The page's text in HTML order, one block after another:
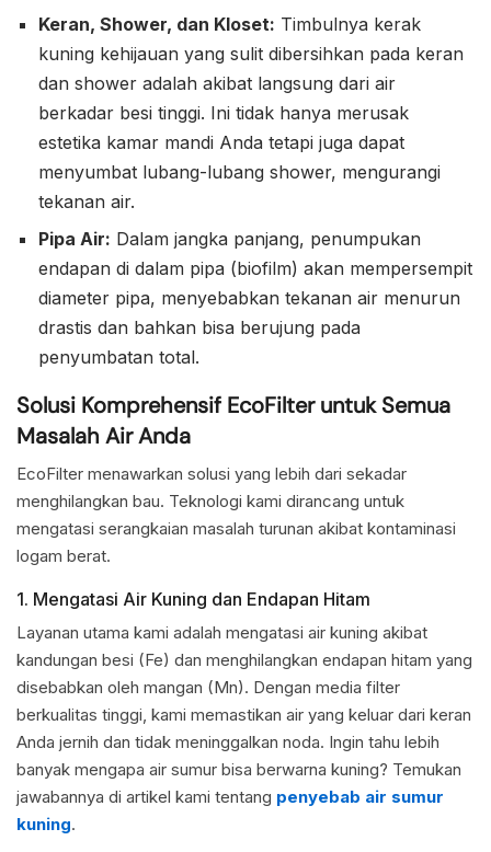
Keran, Shower, dan Kloset: Timbulnya kerak
kuning kehijauan yang sulit dibersihkan pada keran
dan shower adalah akibat langsung dari air
berkadar besi tinggi. Ini tidak hanya merusak
estetika kamar mandi Anda tetapi juga dapat
menyumbat lubang-lubang shower, mengurangi
tekanan air.
Pipa Air: Dalam jangka panjang, penumpukan
endapan di dalam pipa (biofilm) akan mempersempit
diameter pipa, menyebabkan tekanan air menurun
drastis dan bahkan bisa berujung pada
penyumbatan total.
Solusi Komprehensif EcoFilter untuk Semua
Masalah Air Anda
EcoFilter menawarkan solusi yang lebih dari sekadar
menghilangkan bau. Teknologi kami dirancang untuk
mengatasi serangkaian masalah turunan akibat kontaminasi
logam berat.
1. Mengatasi Air Kuning dan Endapan Hitam
Layanan utama kami adalah mengatasi air kuning akibat
kandungan besi (Fe) dan menghilangkan endapan hitam yang
disebabkan oleh mangan (Mn). Dengan media filter
berkualitas tinggi, kami memastikan air yang keluar dari keran
Anda jernih dan tidak meninggalkan noda. Ingin tahu lebih
banyak mengapa air sumur bisa berwarna kuning? Temukan
jawabannya di artikel kami tentang penyebab air sumur
kuning.